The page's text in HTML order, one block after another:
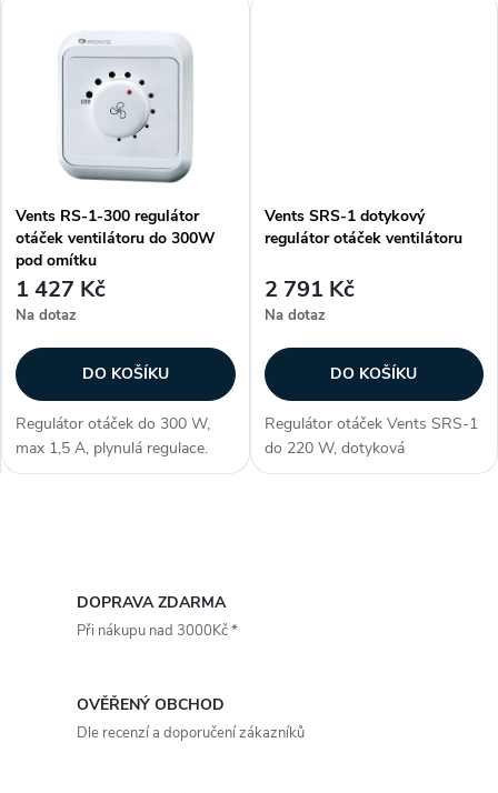
ů
panel, mění 230 V do 12 V,
rozměry 91 × 58 mm (Š×V),
hmotnost 0,8 kg...
Vents RS-1-300 regulátor
otáček ventilátoru do 300W
pod omítku
1 427 Kč
Na dotaz
DO KOŠÍKU
Regulátor otáček do 300 W,
max 1,5 A, plynulá regulace.
Zapuštěný pod omítku
Vents SRS-1 dotykový
regulátor otáček ventilátoru
2 791 Kč
Na dotaz
DO KOŠÍKU
Regulátor otáček Vents SRS-1
do 220 W, dotyková
elektronická regulace,
DOPRAVA ZDARMA
Při nákupu nad 3000Kč *
OVĚŘENÝ OBCHOD
Dle recenzí a doporučení zákazníků